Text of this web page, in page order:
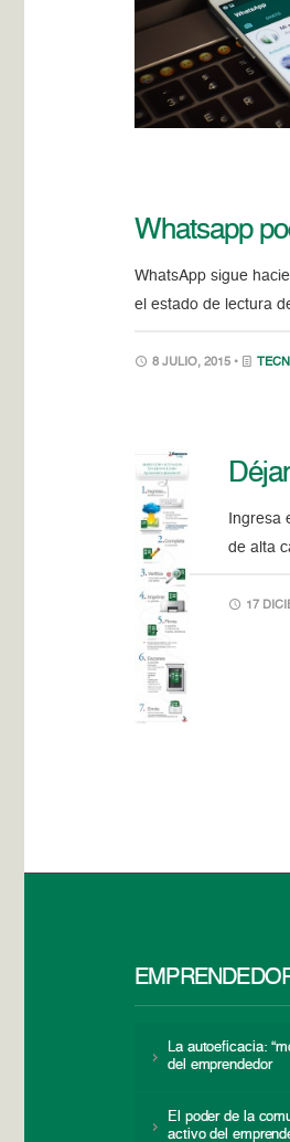
Whatsapp
WhatsApp sigue
el estado de lectura
8 JULIO, 2015 •
Ingresa
de alta
17
La autoeficacia:
del emprendedor
El poder de la
activo del